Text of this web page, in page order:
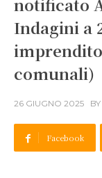
notificato
Indagini a
comunali)
26 GIUGNO 2025 BY
Facebook